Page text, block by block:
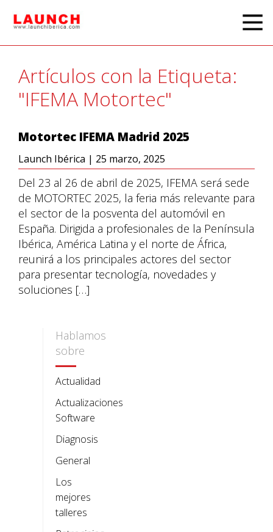
Artículos con la Etiqueta:
"IFEMA Motortec"
Motortec IFEMA Madrid 2025
Launch Ibérica | 25 marzo, 2025
Del 23 al 26 de abril de 2025, IFEMA será sede
de MOTORTEC 2025, la feria más relevante para
el sector de la posventa del automóvil en
España. Dirigida a profesionales de la Península
Ibérica, América Latina y el norte de África,
reunirá a los principales actores del sector
para presentar tecnología, novedades y
soluciones […]
Hablamos
sobre
Actualidad
Actualizaciones
Software
Diagnosis
General
Los
mejores
talleres